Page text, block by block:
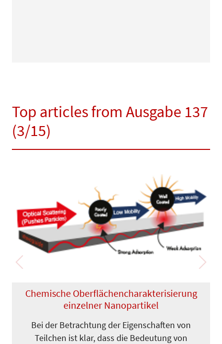
Top articles from Ausgabe 137
(3/15)
Chemische Oberflächencharak­teri­sie­rung
einzelner Nanopartikel
Bei der Betrachtung der Eigenschaften von
Teilchen ist klar, dass die Bedeu­tung von
Previous Next